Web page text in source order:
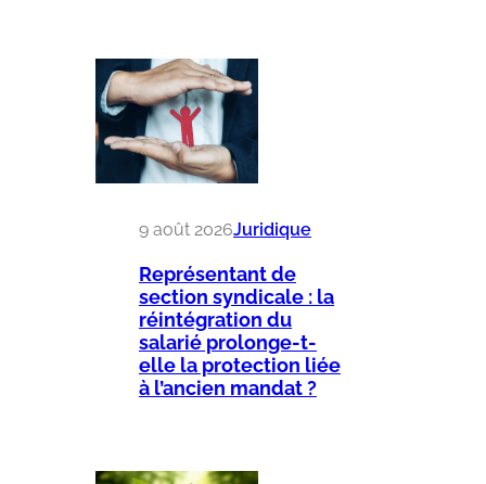
9 août 2026Juridique
Représentant de
section syndicale : la
réintégration du
salarié prolonge-t-
elle la protection liée
à l’ancien mandat ?